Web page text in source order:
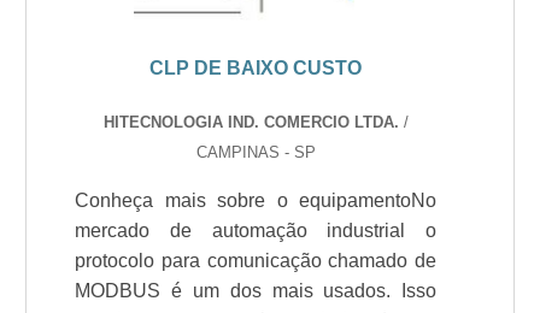
CLP DE BAIXO CUSTO
HITECNOLOGIA IND. COMERCIO LTDA. /
CAMPINAS - SP
Conheça mais sobre o equipamentoNo
mercado de automação industrial o
protocolo para comunicação chamado de
MODBUS é um dos mais usados. Isso